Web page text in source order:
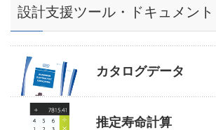
設計支援ツール・ドキュメント
カタログデータ
推定寿命計算